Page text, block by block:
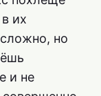
их
но
и не